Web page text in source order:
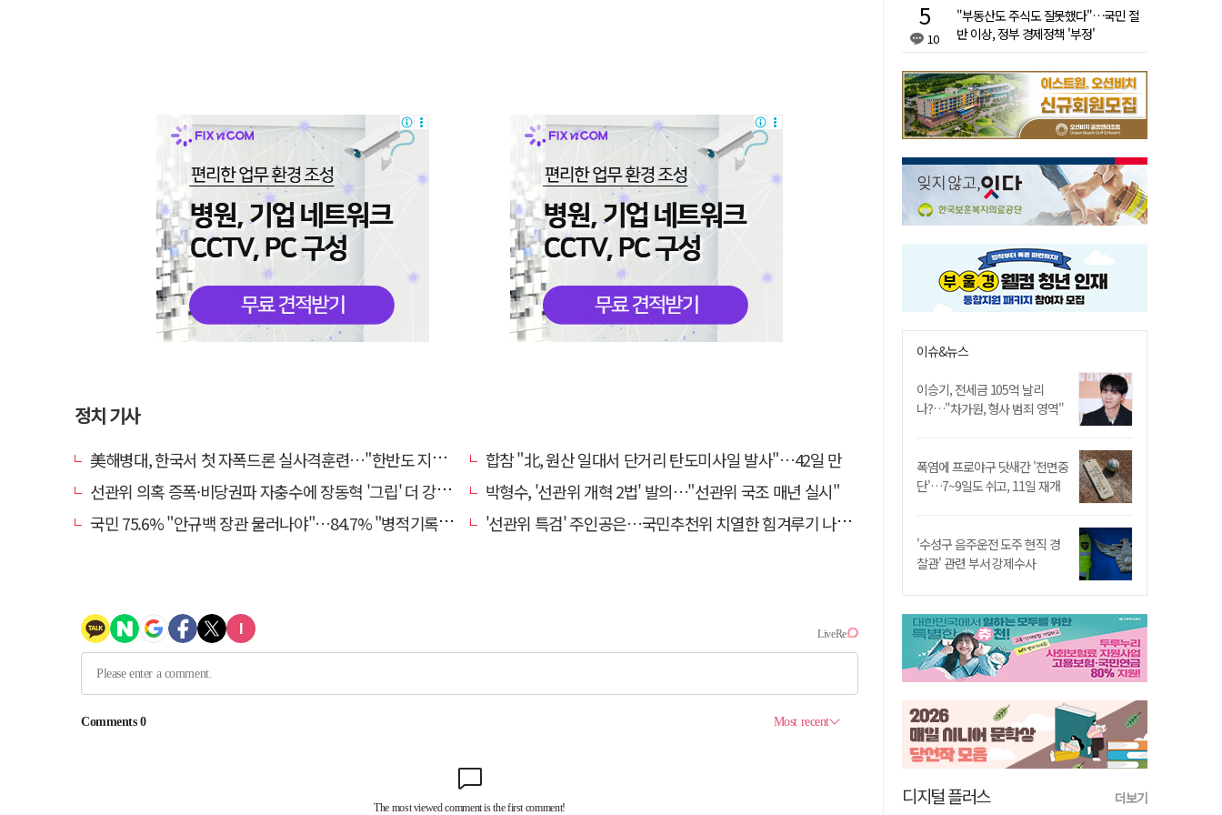
정치 기사
美해병대, 한국서 첫 자폭드론 실사격훈련…"한반도 지형 학습"
합참 "北, 원산 일대서 단거리 탄도미사일 발사"…42일 만
선관위 의혹 증폭·비당권파 자충수에 장동혁 '그립' 더 강해졌다
박형수, '선관위 개혁 2법' 발의…"선관위 국조 매년 실시"
국민 75.6% "안규백 장관 물러나야"…84.7% "병적기록부 공개해야"
'선관위 특검' 주인공은…국민추천위 치열한 힘겨루기 나설 듯
10
"부동산도 주식도 잘못했다"…국민 절
반 이상, 정부 경제정책 '부정'
이슈&뉴스
이승기, 전세금 105억 날리
나?…"차가원, 형사 범죄 영역"
폭염에 프로야구 닷새간 '전면중
단'…7~9일도 쉬고, 11일 재개
'수성구 음주운전 도주 현직 경
찰관' 관련 부서 강제수사
디지털 플러스 더보기